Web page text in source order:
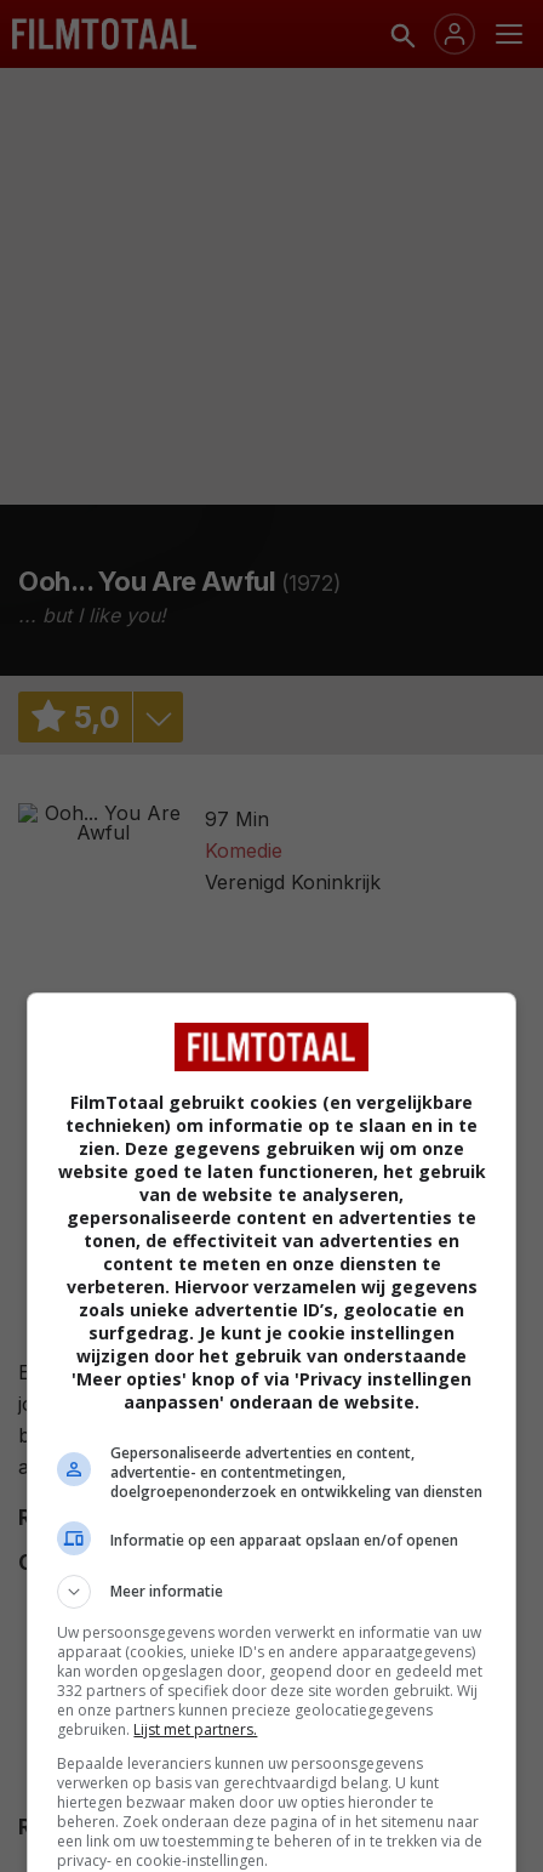
Ooh... You Are Awful (1972)
... but I like you!
5,0
2,2/ 3
97 Min
Komedie
Verenigd Koninkrijk
Een Londense oplichter is op zoek naar vier
jongedames die de combinatie van een Zwitserse
bankkluis getatoëerd hebben staan op hun
achterwerken.
Regie
Cast
William Franklyn
Nesbitt,Ronald Fraser,Brian
Oulton,Steve Plytas,Ambrosine
Phillpotts,Roland Curram,Dick
Emery,Pat Coombs,Cheryl
Kennedy
Healey,Louis Negin.
Release
22.03.1974
FilmTotaal gebruikt cookies (en vergelijkbare
technieken) om informatie op te slaan en in te
zien. Deze gegevens gebruiken wij om onze
website goed te laten functioneren, het gebruik
van de website te analyseren,
gepersonaliseerde content en advertenties te
tonen, de effectiviteit van advertenties en
content te meten en onze diensten te
verbeteren. Hiervoor verzamelen wij gegevens
zoals unieke advertentie ID’s, geolocatie en
surfgedrag. Je kunt je cookie instellingen
wijzigen door het gebruik van onderstaande
'Meer opties' knop of via 'Privacy instellingen
aanpassen' onderaan de website.
Gepersonaliseerde advertenties en content,
advertentie- en contentmetingen,
doelgroepenonderzoek en ontwikkeling van diensten
Informatie op een apparaat opslaan en/of openen
Meer informatie
Uw persoonsgegevens worden verwerkt en informatie van uw
apparaat (cookies, unieke ID's en andere apparaatgegevens)
kan worden opgeslagen door, geopend door en gedeeld met
332 partners of specifiek door deze site worden gebruikt. Wij
en onze partners kunnen precieze geolocatiegegevens
gebruiken. Lijst met partners.
Bepaalde leveranciers kunnen uw persoonsgegevens
verwerken op basis van gerechtvaardigd belang. U kunt
hiertegen bezwaar maken door uw opties hieronder te
beheren. Zoek onderaan deze pagina of in het sitemenu naar
een link om uw toestemming te beheren of in te trekken via de
privacy- en cookie-instellingen.